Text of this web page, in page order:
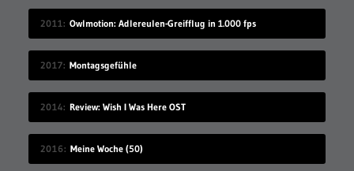
2011 Owlmotion: Adlereulen-Greifflug in 1.000 fps
2017 Montagsgefühle
2014 Review: Wish I Was Here OST
2016 Meine Woche (50)